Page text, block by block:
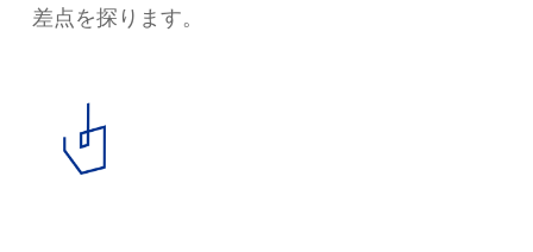
差点を探ります。